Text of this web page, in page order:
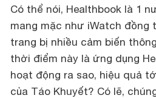
Có thể nói, Healthbook là 1
mang mặc như iWatch
trang bị nhiều cảm biến
thời điểm này là ứng dụng
hoạt động ra sao, hiệu quả
của Táo Khuyết? Có lẽ,